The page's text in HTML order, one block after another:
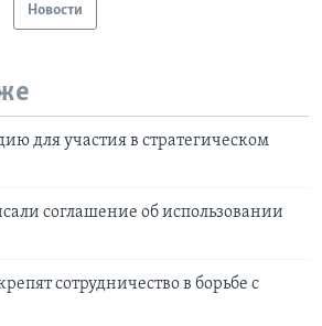
Новости
для участия в стратегическом
соглашение об использовании
сотрудничество в борьбе с